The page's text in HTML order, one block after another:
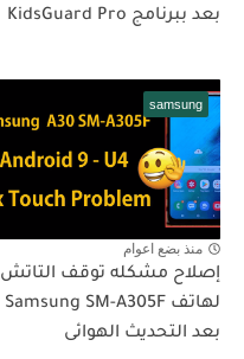
بعد ببرنامج KidsGuard Pro
samsung
منذ بضع اعوام
إصلاح مشكله توقف التاتش
لهاتف Samsung SM-A305F
بعد التحديث الهوائى